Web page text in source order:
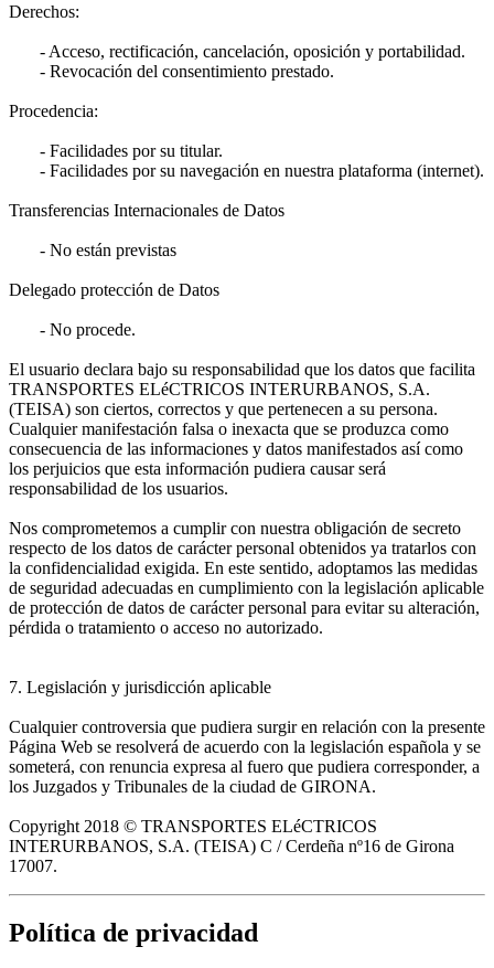
Derechos:
- Acceso, rectificación, cancelación, oposición y portabilidad.
- Revocación del consentimiento prestado.
Procedencia:
- Facilidades por su titular.
- Facilidades por su navegación en nuestra plataforma (internet).
Transferencias Internacionales de Datos
- No están previstas
Delegado protección de Datos
- No procede.
El usuario declara bajo su responsabilidad que los datos que facilita
TRANSPORTES ELéCTRICOS INTERURBANOS, S.A.
(TEISA) son ciertos, correctos y que pertenecen a su persona.
Cualquier manifestación falsa o inexacta que se produzca como
consecuencia de las informaciones y datos manifestados así como
los perjuicios que esta información pudiera causar será
responsabilidad de los usuarios.
Nos comprometemos a cumplir con nuestra obligación de secreto
respecto de los datos de carácter personal obtenidos ya tratarlos con
la confidencialidad exigida. En este sentido, adoptamos las medidas
de seguridad adecuadas en cumplimiento con la legislación aplicable
de protección de datos de carácter personal para evitar su alteración,
pérdida o tratamiento o acceso no autorizado.
7. Legislación y jurisdicción aplicable
Cualquier controversia que pudiera surgir en relación con la presente
Página Web se resolverá de acuerdo con la legislación española y se
someterá, con renuncia expresa al fuero que pudiera corresponder, a
los Juzgados y Tribunales de la ciudad de GIRONA.
Copyright 2018 © TRANSPORTES ELéCTRICOS
INTERURBANOS, S.A. (TEISA) C / Cerdeña nº16 de Girona
17007.
Política de privacidad